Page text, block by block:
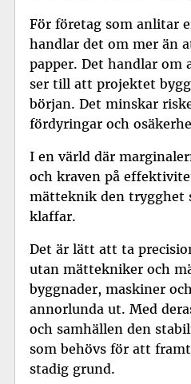
För företag som anlitar
handlar det om mer än
papper. Det handlar om
ser till att projektet
början. Det minskar
fördyringar och
I en värld där
och kraven på
mätteknik den trygghet
klaffar.
Det är lätt att ta
utan mättekniker och
byggnader, maskiner
annorlunda ut. Med
och samhällen den
som behövs för att
stadig grund.